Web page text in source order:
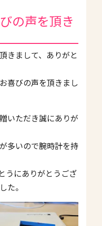
の声を頂き
きまして、ありがと
喜びの声を頂きまし
いただき誠にありが
多いので腕時計を持
うにありがとうござ
た。